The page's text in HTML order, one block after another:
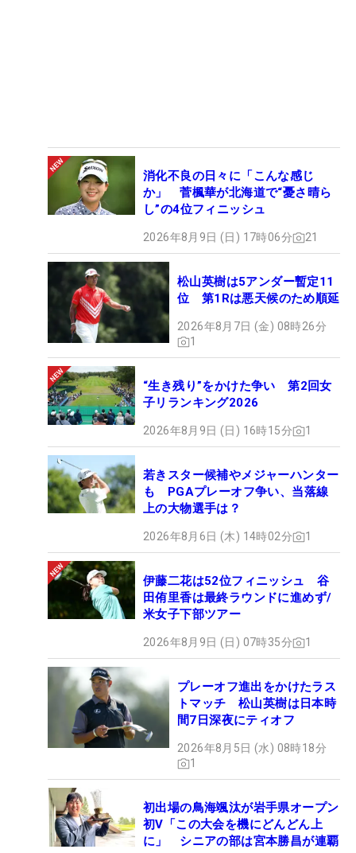
消化不良の日々に「こんな感じ
か」 菅楓華が北海道で“憂さ晴ら
し”の4位フィニッシュ
2026年8月9日 (日) 17時06分 21
松山英樹は5アンダー暫定11
位 第1Rは悪天候のため順延
2026年8月7日 (金) 08時26分
1
“生き残り”をかけた争い 第2回女
子リランキング2026
2026年8月9日 (日) 16時15分 1
若きスター候補やメジャーハンター
も PGAプレーオフ争い、当落線
上の大物選手は？
2026年8月6日 (木) 14時02分 1
伊藤二花は52位フィニッシュ 谷
田侑里香は最終ラウンドに進めず/
米女子下部ツアー
2026年8月9日 (日) 07時35分 1
プレーオフ進出をかけたラス
トマッチ 松山英樹は日本時
間7日深夜にティオフ
2026年8月5日 (水) 08時18分
1
初出場の鳥海颯汰が岩手県オープン
初V「この大会を機にどんどん上
に」 シニアの部は宮本勝昌が連覇